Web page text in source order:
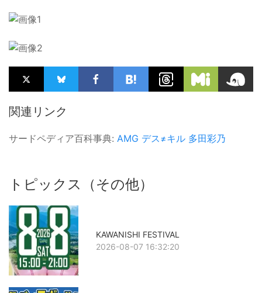
関連リンク
サードペディア百科事典: AMG デス≠キル 多田彩乃
トピックス（その他）
KAWANISHI FESTIVAL
2026-08-07 16:32:20